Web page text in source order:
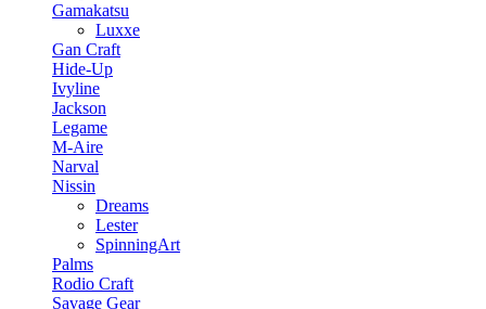
Gamakatsu
Luxxe
Gan Craft
Hide-Up
Ivyline
Jackson
Legame
M-Aire
Narval
Nissin
Dreams
Lester
SpinningArt
Palms
Rodio Craft
Savage Gear